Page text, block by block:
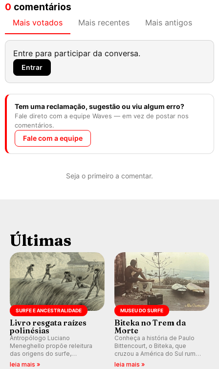
0 comentários
Mais votados Mais recentes Mais antigos
Entre para participar da conversa.
Entrar
Tem uma reclamação, sugestão ou viu algum erro?
Fale direto com a equipe Waves — em vez de postar nos
comentários.
Fale com a equipe
Seja o primeiro a comentar.
Últimas
SURFE E ANCESTRALIDADE
Livro resgata raízes
polinésias
Antropólogo Luciano
Meneghello propõe releitura
das origens do surfe,
resgatando a cultura polinésia
leia mais »
MUSEU DO SURFE
Biteka no Trem da
Morte
Conheça a história de Paulo
Bittencourt, o Biteka, que
cruzou a América do Sul rumo
ao Pacífico em uma jornada
leia mais »